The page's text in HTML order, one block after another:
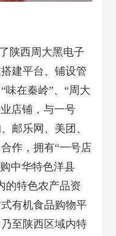
陕西周大黑电子
建平台、铺设管
味在秦岭”、“周大
店铺，与一号
邮乐网、美团、
作，拥有“一号店
中华特色洋县
的特色农产品资
有机食品购物平
至陕西区域内特